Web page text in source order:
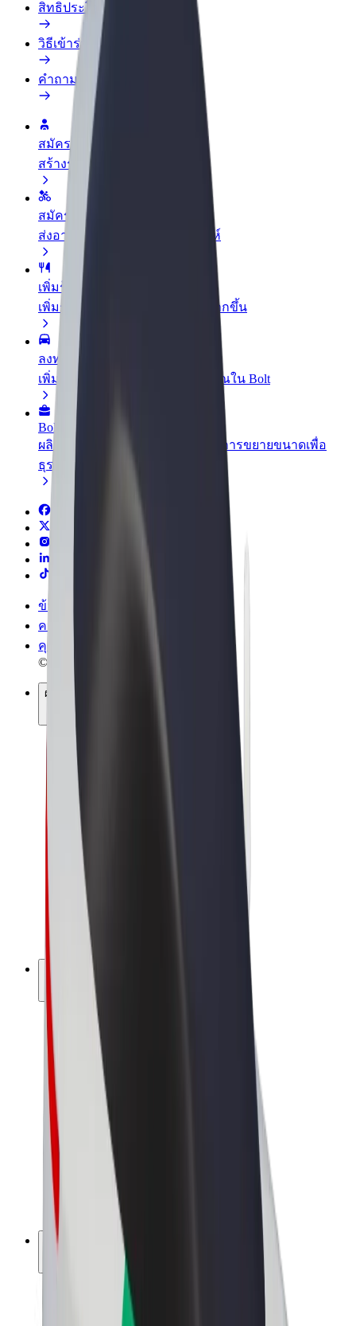
สิทธิประโยชน์
วิธีเข้าร่วม
คำถามที่พบบ่อย
สมัครเป็นคนขับ
สร้างรายได้ในแบบของคุณ
สมัครเป็นคนส่งพัสดุ
ส่งอาหารและรับรายได้ทุกสัปดาห์
เพิ่มร้านอาหารหรือร้านค้า
เพิ่มรายได้ด้วยการเข้าถึงลูกค้ามากขึ้น
ลงทะเบียนเป็นเจ้าของฟลีท
เพิ่มรายได้ด้วยการเพิ่มฟลีทของคุณใน Bolt
Bolt for Business
ผลิตภัณฑ์และบริการของ Bolt ที่มีการขยายขนาดเพื่อ
ธุรกิจของคุณ
ข้อกำหนด และเงื่อนไข
ความเป็นส่วนตัว
คุกกี้
© 2026 Bolt Technology OÜ
ผลิตภัณฑ์
การโดยสาร
สกู๊ตเตอร์
Bolt Market
Bolt Food
Bolt Drive
Bolt for Business
จักรยานไฟฟ้า
Bolt Plus
สร้างรายได้กับ Bolt
คนขับ
รายได้ของคนขับ
พนักงานส่งของ
รายได้ของพนักงานส่งของ
พาร์ทเนอร์ร้านอาหาร Bolt
แฟรนไชส์
บริษัท
เกี่ยวกับ Bolt